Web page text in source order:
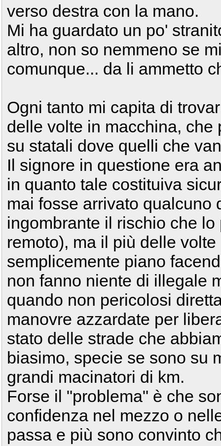
verso destra con la mano.
Mi ha guardato un po'
altro, non so nemmeno se
comunque... da li ammetto
Ogni tanto mi capita di
delle volte in macchina,
su statali dove quelli che
Il signore in questione era
in quanto tale costituiva
mai fosse arrivato qualcuno
ingombrante il rischio che
remoto), ma il più delle
semplicemente piano
non fanno niente di illegale
quando non pericolosi
manovre azzardate per
stato delle strade che
biasimo, specie se sono su
grandi macinatori di km.
Forse il "problema" è che
confidenza nel mezzo o
passa e più sono convinto